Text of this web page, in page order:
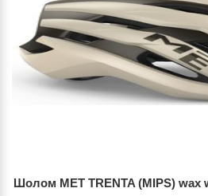
Шолом MET TRENTA (MIPS) wax